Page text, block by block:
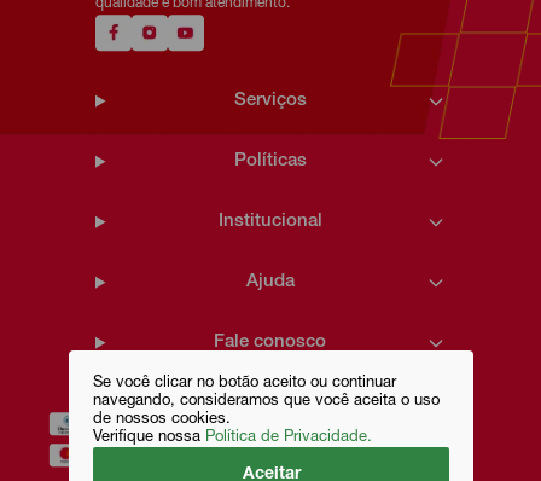
Se você clicar no botão aceito ou continuar
navegando, consideramos que você aceita o uso
de nossos cookies.
Verifique nossa Política de Privacidade.
Aceitar
qualidade e bom atendimento.
Serviços
Políticas
Institucional
Ajuda
Fale conosco